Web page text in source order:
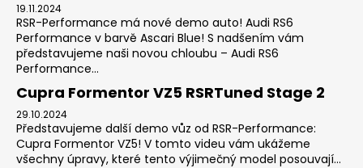
19.11.2024
RSR-Performance má nové demo auto! Audi RS6
Performance v barvě Ascari Blue! S nadšením vám
představujeme naši novou chloubu – Audi RS6
Performance...
Cupra Formentor VZ5 RSRTuned Stage 2
29.10.2024
Představujeme další demo vůz od RSR-Performance:
Cupra Formentor VZ5! V tomto videu vám ukážeme
všechny úpravy, které tento výjimečný model posouvají...